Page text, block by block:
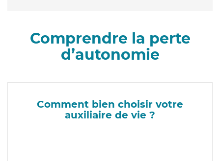
Comprendre la perte
d’autonomie
Comment bien choisir votre
auxiliaire de vie ?